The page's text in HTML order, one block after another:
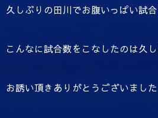
久しぶりの田川でお腹いっぱい試
こんなに試合数をこなしたのは久し
お誘い頂きありがとうございました